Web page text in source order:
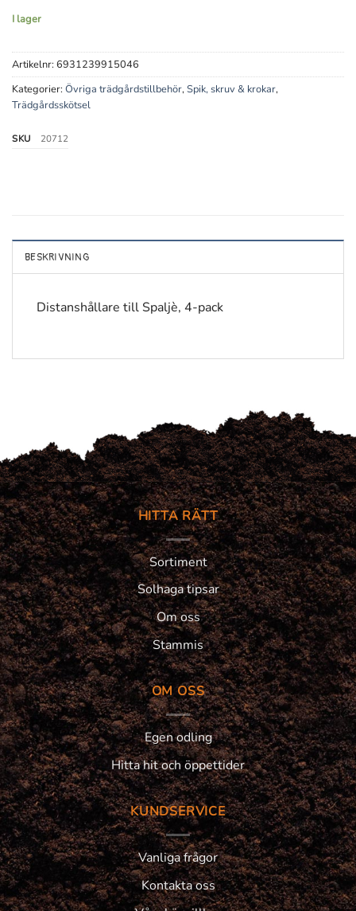
I lager
Artikelnr: 6931239915046
Kategorier: Övriga trädgårdstillbehör,Spik, skruv & krokar,
Trädgårdsskötsel
SKU 20712
BESKRIVNING
Distanshållare till Spaljè, 4-pack
HITTA RÄTT
Sortiment
Solhaga tipsar
Om oss
Stammis
OM OSS
Egen odling
Hitta hit och öppettider
KUNDSERVICE
Vanliga frågor
Kontakta oss